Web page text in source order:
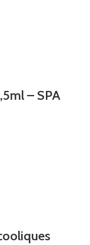
– SPA